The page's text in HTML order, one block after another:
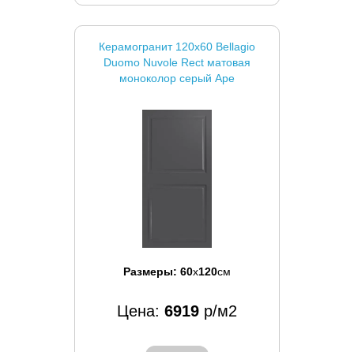
Керамогранит 120x60 Bellagio
Duomo Nuvole Rect матовая
моноколор серый Ape
Размеры: 60x120см
Цена: 6919 р/м2